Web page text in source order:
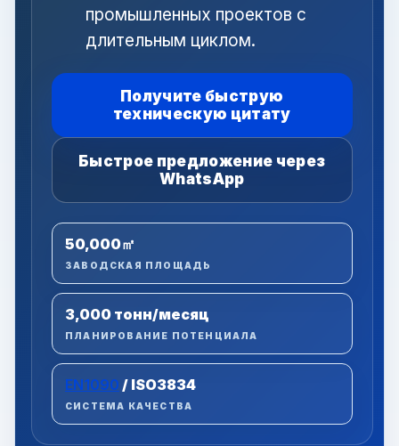
промышленных проектов с
длительным циклом.
Получите быструю
техническую цитату
Быстрое предложение через
WhatsApp
50,000㎡
ЗАВОДСКАЯ ПЛОЩАДЬ
3,000 тонн/месяц
ПЛАНИРОВАНИЕ ПОТЕНЦИАЛА
EN1090 / ISO3834
СИСТЕМА КАЧЕСТВА